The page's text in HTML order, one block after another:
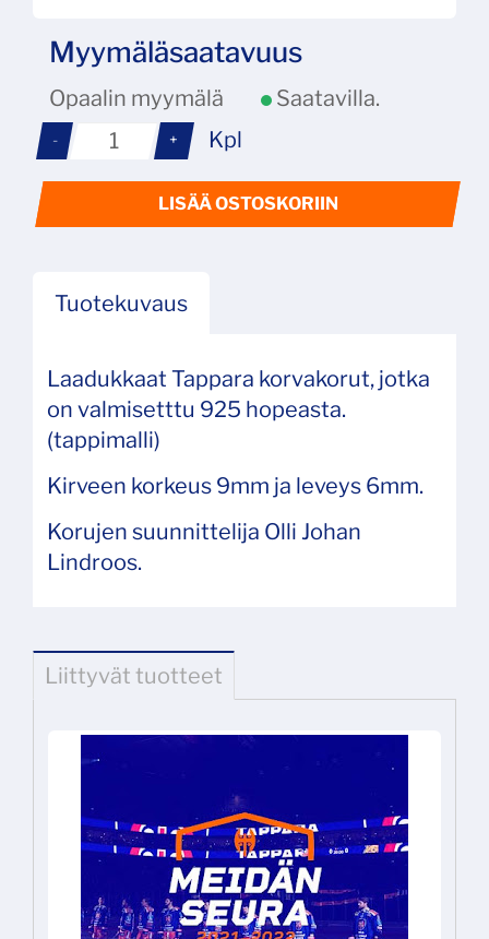
Myymäläsaatavuus
Opaalin myymälä Saatavilla.
- + Kpl
LISÄÄ OSTOSKORIIN
Tuotekuvaus
Laadukkaat Tappara korvakorut, jotka
on valmisetttu 925 hopeasta.
(tappimalli)
Kirveen korkeus 9mm ja leveys 6mm.
Korujen suunnittelija Olli Johan
Lindroos.
Liittyvät tuotteet